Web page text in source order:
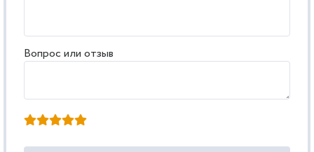
Вопрос или отзыв